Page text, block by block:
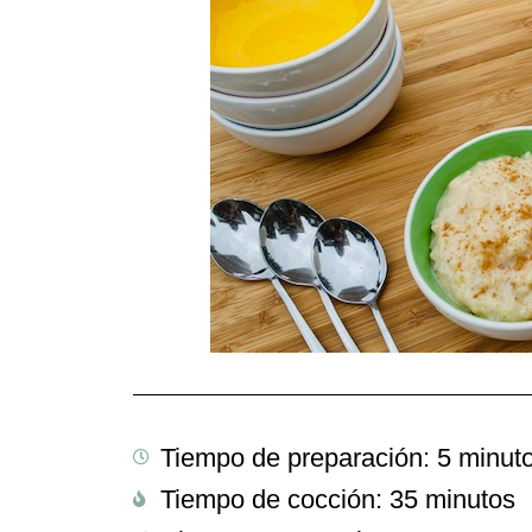
Tiempo de preparación: 5
Tiempo de cocción: 35 minutos